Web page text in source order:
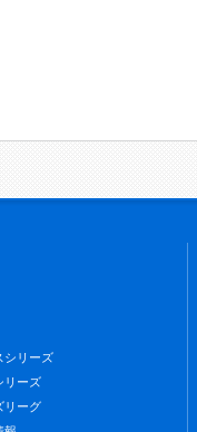
シリーズ
リーズ
リーグ